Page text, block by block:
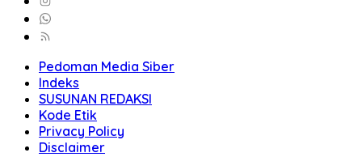
Pedoman Media Siber
Indeks
SUSUNAN REDAKSI
Kode Etik
Privacy Policy
Disclaimer